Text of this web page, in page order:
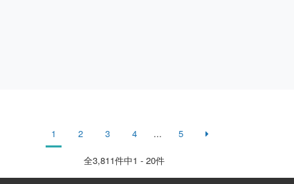
1 2 3 4 ... 5
全3,811件中1 - 20件